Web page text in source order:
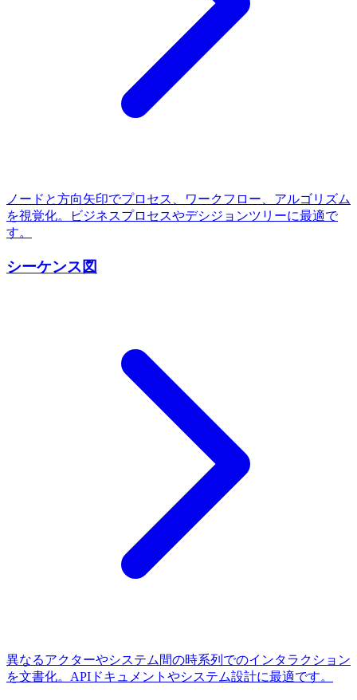
ノードと方向矢印でプロセス、ワークフロー、アルゴリズム
を視覚化。ビジネスプロセスやデシジョンツリーに最適で
す。
シーケンス図
異なるアクターやシステム間の時系列でのインタラクション
を文書化。APIドキュメントやシステム設計に最適です。